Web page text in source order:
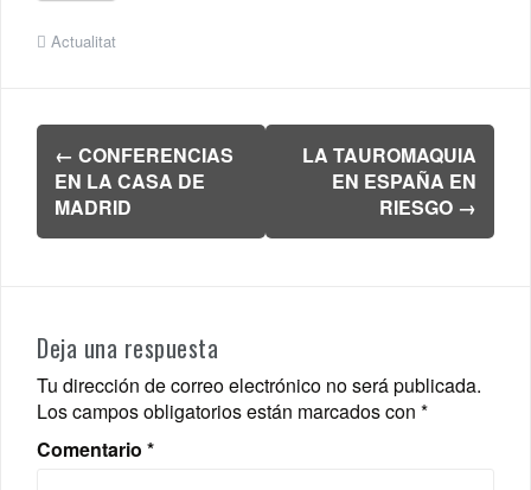
Actualitat
Navegación
de
entradas
← CONFERENCIAS
EN LA CASA DE
MADRID
LA TAUROMAQUIA
EN ESPAÑA EN
RIESGO →
Deja una respuesta
Tu dirección de correo electrónico no será publicada.
Los campos obligatorios están marcados con *
Comentario *